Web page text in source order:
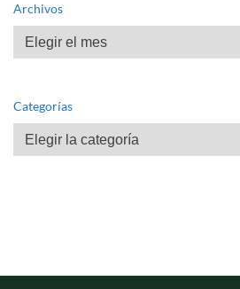
Archivos
Archivos
Categorías
Categorías